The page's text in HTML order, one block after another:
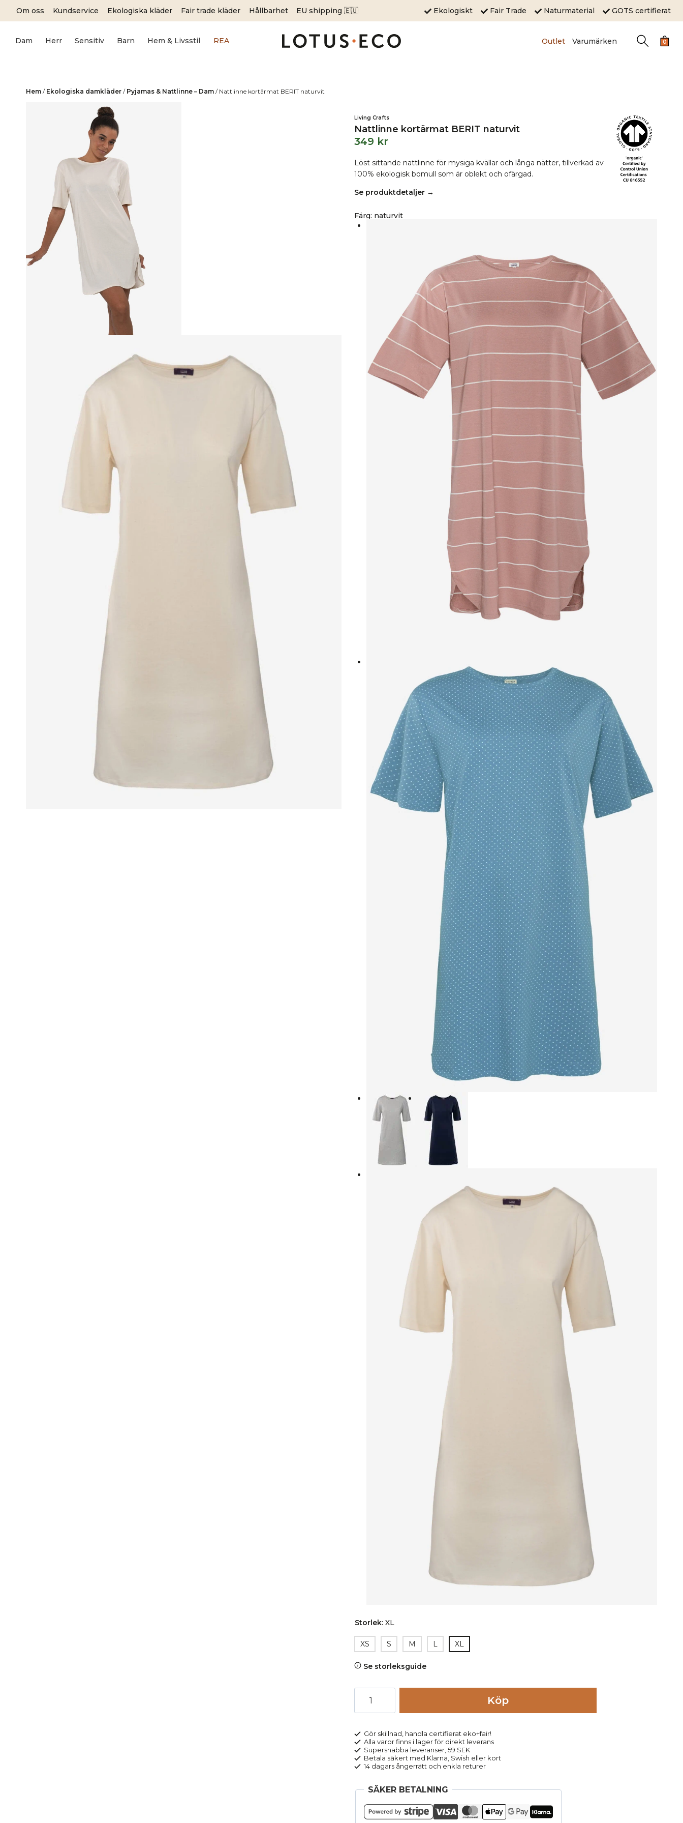
Om oss Kundservice Ekologiska kläder Fair trade kläder Hållbarhet EU shipping 🇪🇺 Ekologiskt Fair Trade Naturmaterial GOTS certifierat
Dam Herr Sensitiv Barn Hem & Livsstil REA Outlet Varumärken 0
Hem / Ekologiska damkläder / Pyjamas & Nattlinne – Dam / Nattlinne kortärmat BERIT naturvit
Living Crafts
Nattlinne kortärmat BERIT naturvit
349 kr
Löst sittande nattlinne för mysiga kvällar och långa nätter, tillverkad av
100% ekologisk bomull som är oblekt och ofärgad.
Se produktdetaljer →
Färg: naturvit
Storlek: XL
XS S M L XL
Se storleksguide
kortärmat
naturvit
mängd
Köp
Gör skillnad, handla certifierat eko+fair!
Alla varor finns i lager för direkt leverans
Supersnabba leveranser, 59 SEK
Betala säkert med Klarna, Swish eller kort
14 dagars ångerrätt och enkla returer
SÄKER BETALNING